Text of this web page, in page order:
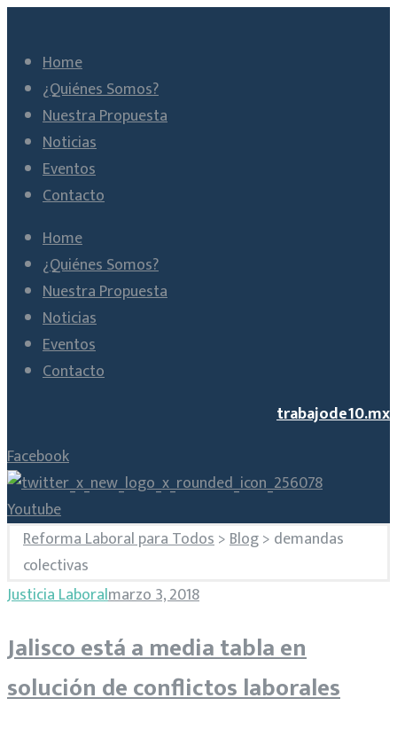
Home
¿Quiénes Somos?
Nuestra Propuesta
Noticias
Eventos
Contacto
Home
¿Quiénes Somos?
Nuestra Propuesta
Noticias
Eventos
Contacto
trabajode10.mx
Facebook
Youtube
Reforma Laboral para Todos>Blog> demandas
colectivas
Etiqueta:
demandas
colectivas
Justicia Laboralmarzo 3, 2018
Jalisco está a media tabla en
solución de conflictos laborales